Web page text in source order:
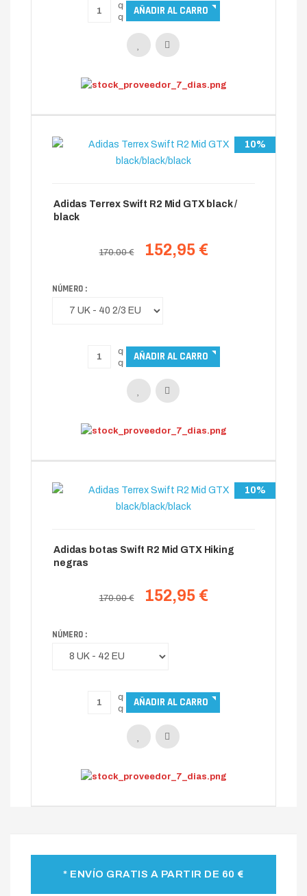
10%
Adidas Terrex Swift R2 Mid GTX black /
black
170.00 € 152,95 €
NÚMERO :
10%
Adidas botas Swift R2 Mid GTX Hiking
negras
170.00 € 152,95 €
NÚMERO :
* ENVÍO GRATIS A PARTIR DE 60 €